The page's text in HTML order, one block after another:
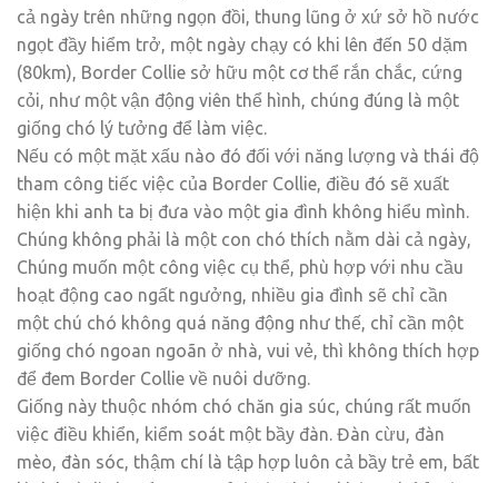
cả ngày trên những ngọn đồi, thung lũng ở xứ sở hồ nước
ngọt đầy hiểm trở, một ngày chạy có khi lên đến 50 dặm
(80km), Border Collie sở hữu một cơ thể rắn chắc, cứng
cỏi, như một vận động viên thể hình, chúng đúng là một
giống chó lý tưởng để làm việc.
Nếu có một mặt xấu nào đó đối với năng lượng và thái độ
tham công tiếc việc của Border Collie, điều đó sẽ xuất
hiện khi anh ta bị đưa vào một gia đình không hiểu mình.
Chúng không phải là một con chó thích nằm dài cả ngày,
Chúng muốn một công việc cụ thể, phù hợp với nhu cầu
hoạt động cao ngất ngưởng, nhiều gia đình sẽ chỉ cần
một chú chó không quá năng động như thế, chỉ cần một
giống chó ngoan ngoãn ở nhà, vui vẻ, thì không thích hợp
để đem Border Collie về nuôi dưỡng.
Giống này thuộc nhóm chó chăn gia súc, chúng rất muốn
việc điều khiển, kiểm soát một bầy đàn. Đàn cừu, đàn
mèo, đàn sóc, thậm chí là tập hợp luôn cả bầy trẻ em, bất